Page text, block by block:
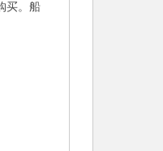
买。船